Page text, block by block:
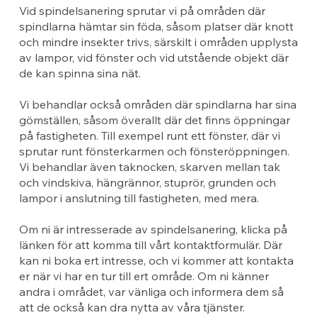
Vid spindelsanering sprutar vi på områden där
spindlarna hämtar sin föda, såsom platser där knott
och mindre insekter trivs, särskilt i områden upplysta
av lampor, vid fönster och vid utstående objekt där
de kan spinna sina nät.
Vi behandlar också områden där spindlarna har sina
gömställen, såsom överallt där det finns öppningar
på fastigheten. Till exempel runt ett fönster, där vi
sprutar runt fönsterkarmen och fönsteröppningen.
Vi behandlar även taknocken, skarven mellan tak
och vindskiva, hängrännor, stuprör, grunden och
lampor i anslutning till fastigheten, med mera.
Om ni är intresserade av spindelsanering, klicka på
länken för att komma till vårt kontaktformulär. Där
kan ni boka ert intresse, och vi kommer att kontakta
er när vi har en tur till ert område. Om ni känner
andra i området, var vänliga och informera dem så
att de också kan dra nytta av våra tjänster.